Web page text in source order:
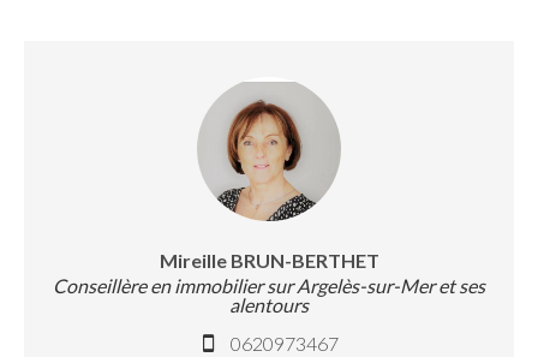
Mireille BRUN-BERTHET
Conseillère en immobilier sur Argelès-sur-Mer et ses
alentours
0620973467